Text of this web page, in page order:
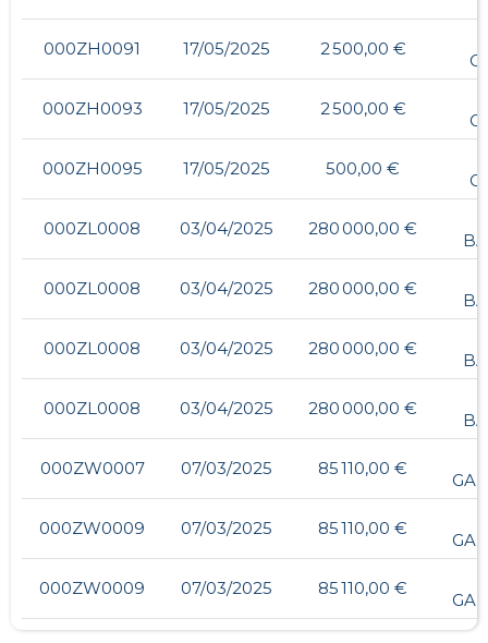
000ZH0091 17/05/2025 2 500,00 €
000ZH0093 17/05/2025 2 500,00 €
000ZH0095 17/05/2025 500,00 €
000ZL0008 03/04/2025 280 000,00 €
000ZL0008 03/04/2025 280 000,00 €
000ZL0008 03/04/2025 280 000,00 €
000ZL0008 03/04/2025 280 000,00 €
000ZW0007 07/03/2025 85 110,00 €
000ZW0009 07/03/2025 85 110,00 €
000ZW0009 07/03/2025 85 110,00 €